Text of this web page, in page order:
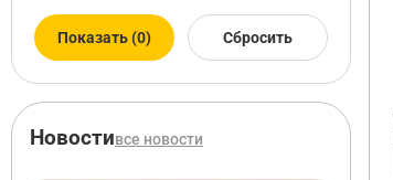
Показать (0) Сбросить
Новостивсе новости